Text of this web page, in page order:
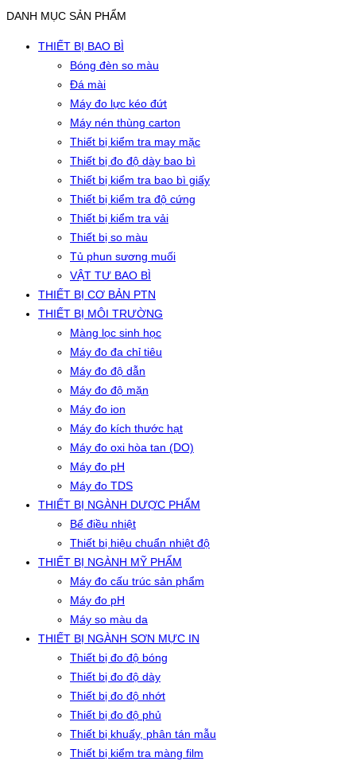
DANH MỤC SẢN PHẨM
THIẾT BỊ BAO BÌ
Bóng đèn so màu
Đá mài
Máy đo lực kéo đứt
Máy nén thùng carton
Thiết bị kiểm tra may mặc
Thiết bị đo độ dày bao bì
Thiết bị kiểm tra bao bì giấy
Thiết bị kiểm tra độ cứng
Thiết bị kiểm tra vải
Thiết bị so màu
Tủ phun sương muối
VẬT TƯ BAO BÌ
THIẾT BỊ CƠ BẢN PTN
THIẾT BỊ MÔI TRƯỜNG
Màng lọc sinh học
Máy đo đa chỉ tiêu
Máy đo độ dẫn
Máy đo độ mặn
Máy đo ion
Máy đo kích thước hạt
Máy đo oxi hòa tan (DO)
Máy đo pH
Máy đo TDS
THIẾT BỊ NGÀNH DƯỢC PHẨM
Bể điều nhiệt
Thiết bị hiệu chuẩn nhiệt độ
THIẾT BỊ NGÀNH MỸ PHẨM
Máy đo cấu trúc sản phẩm
Máy đo pH
Máy so màu da
THIẾT BỊ NGÀNH SƠN MỰC IN
Thiết bị đo độ bóng
Thiết bị đo độ dày
Thiết bị đo độ nhớt
Thiết bị đo độ phủ
Thiết bị khuấy, phân tán mẫu
Thiết bị kiểm tra màng film